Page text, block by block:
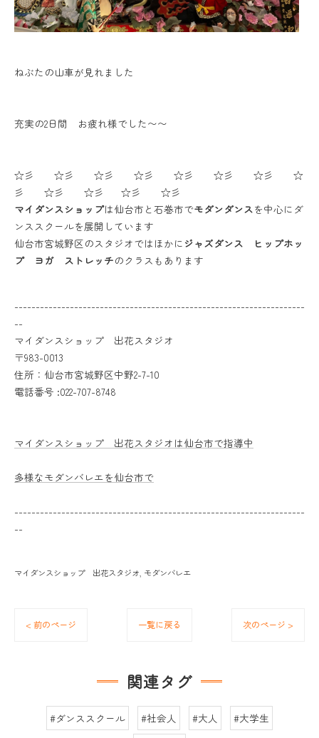
ねぶたの山車が見れました
充実の2日間 お疲れ様でした〜〜
☆彡 ☆彡 ☆彡 ☆彡 ☆彡 ☆彡 ☆彡 ☆
彡 ☆彡 ☆彡 ☆彡 ☆彡
マイダンスショップは仙台市と石巻市でモダンダンスを中心にダ
ンススクールを展開しています
仙台市宮城野区のスタジオではほかに ジャズダンス ヒップホッ
プ ヨガ ストレッチのクラスもあります
--------------------------------------------------------------------
--
マイダンスショップ 出花スタジオ
〒983-0013
住所：仙台市宮城野区中野2-7-10
電話番号 :022-707-8748
マイダンスショップ 出花スタジオは仙台市で指導中
多様なモダンバレエを仙台市で
--------------------------------------------------------------------
--
マイダンスショップ 出花スタジオ モダンバレエ
< 前のページ 一覧に戻る 次のページ >
関連タグ
#ダンススクール #社会人 #大人
#大学生